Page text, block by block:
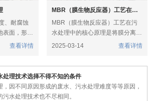
、耐腐蚀
表面，形成
离污水池中
，通过设置
通风管道，
废气净化装
查看详情
MBR（膜生物反应器）工艺在污水处理中的核心原理是什么？
MBR（膜生物反应器）工艺在污
水处理中的核心原理是将膜分离技
术与生物处理技术相结合。
微生物菌体等固体物质与处理后的
水进行分离。
生物处理：利用微生物的新陈代谢
2025-03-14 查看详情
处理技术选择不得不知的条件
，因不同原因形成的废水、污水处理难度等等原因，
污水处理技术也不尽相同。